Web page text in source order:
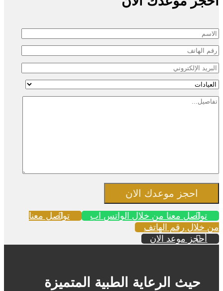
احجز موعدك الان
تواصل معنا من خلال الواتس اب
تواصل معنا
من خلال رقم الهاتف
أحجز موعد الان
حيث الرعاية الطبية المتميزة